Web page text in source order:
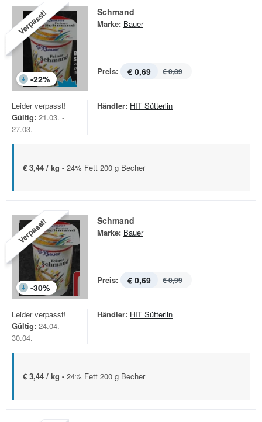
Verpasst!
-22%
Schmand
Marke: Bauer
Preis: € 0,69 € 0,89
Leider verpasst!
Gültig: 21.03. -
27.03.
Händler: HIT Sütterlin
€ 3,44 / kg - 24% Fett 200 g Becher
Verpasst!
-30%
Schmand
Marke: Bauer
Preis: € 0,69 € 0,99
Leider verpasst!
Gültig: 24.04. -
30.04.
Händler: HIT Sütterlin
€ 3,44 / kg - 24% Fett 200 g Becher